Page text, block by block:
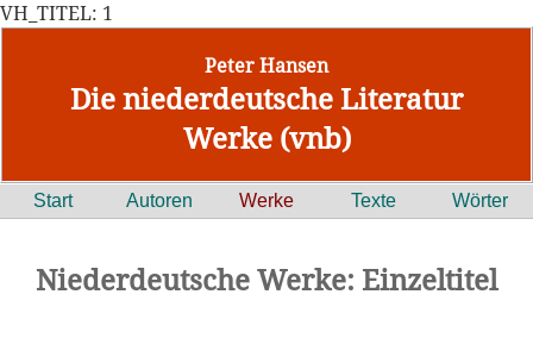
VH_TITEL: 1
Peter Hansen
Die niederdeutsche Literatur
Werke (vnb)
Start Autoren Werke Texte Wörter
Niederdeutsche Werke: Einzeltitel